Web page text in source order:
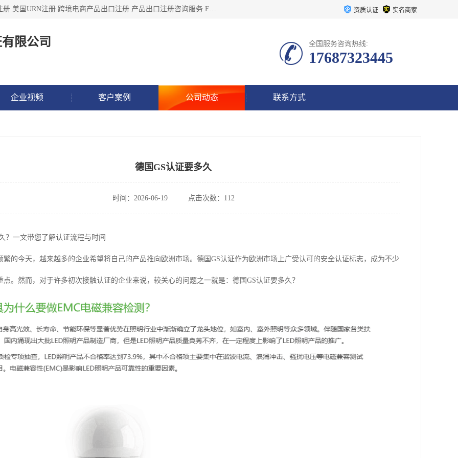
深圳市鼎顺检测认证有限公司专注于各类产品出口注册 产品注册 美国URN注册 跨境电商产品出口注册 产品出口注册咨询服务 FDA食品注册等我们是一家商务服务公司，为客户提供商标注册，本公司实力雄厚，能满足客户多种需求。 资质认证 实名商家
限公司 全国服务咨询热线:
17687323445
企业视频 客户案例 公司动态 联系方式
德国GS认证要多久
时间：2026-06-19 点击次数：112
？一文带您了解认证流程与时间
繁的今天，越来越多的企业希望将自己的产品推向欧洲市场。德国GS认证作为欧洲市场上广受认可的安全认证标志，成为不少
点。然而，对于许多初次接触认证的企业来说，较关心的问题之一就是：德国GS认证要多久？